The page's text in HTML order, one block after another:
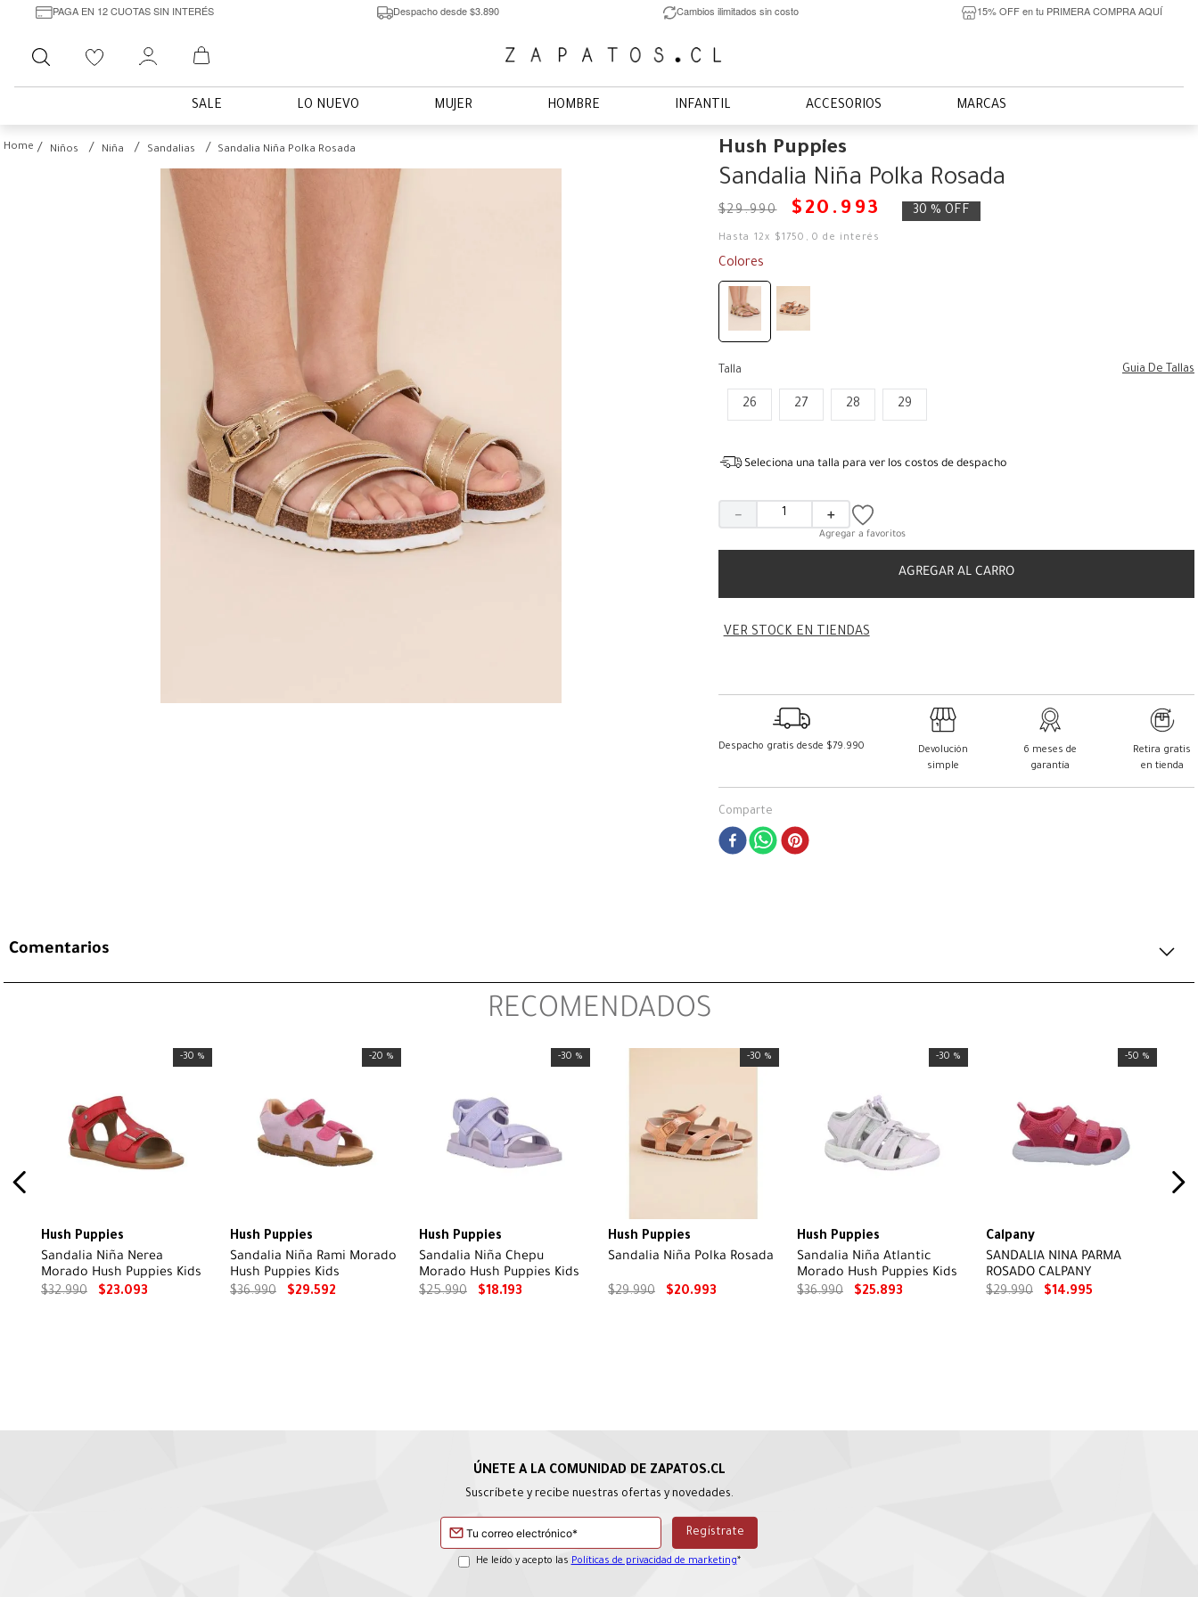
PAGA EN 12 CUOTAS SIN INTERÉS Despacho desde $3.890 Cambios ilimitados sin costo 15% OFF en tu PRIMERA COMPRA AQUÍ
Buscar
SALE LO NUEVO MUJER HOMBRE INFANTIL ACCESORIOS MARCAS
Niños Niña Sandalias Sandalia Niña Polka Rosada Hush Puppies
Sandalia Niña Polka Rosada
$29.990 $ 20 . 993 30 % OFF
Hasta 12x $1750 ,0 de interés
Colores
Talla Guia De Tallas
26 27 28 29
Seleciona una talla para ver los costos de despacho
＋
－
AGREGAR AL CARRO
VER STOCK EN TIENDAS
Despacho gratis desde $79.990
Devolución
simple
6 meses de
garantía
Retira gratis
en tienda
Comparte
Comentarios
RECOMENDADOS
-30 %
Hush Puppies
Sandalia Niña Nerea
Morado Hush Puppies Kids
$32.990 $23.093
-20 %
Hush Puppies
Sandalia Niña Rami Morado
Hush Puppies Kids
$36.990 $29.592
-30 %
Hush Puppies
Sandalia Niña Chepu
Morado Hush Puppies Kids
$25.990 $18.193
-30 %
Hush Puppies
Sandalia Niña Polka Rosada
$29.990 $20.993
-30 %
Hush Puppies
Sandalia Niña Atlantic
Morado Hush Puppies Kids
$36.990 $25.893
-50 %
Calpany
SANDALIA NINA PARMA
ROSADO CALPANY
$29.990 $14.995
Suscríbete y recibe nuestras ofertas y novedades.
He leído y acepto las Políticas de privacidad de marketing*